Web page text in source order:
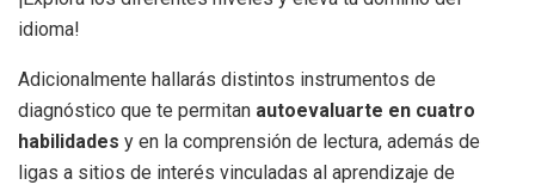
idioma!
Adicionalmente hallarás distintos instrumentos de
diagnóstico que te permitan autoevaluarte en cuatro
habilidades y en la comprensión de lectura, además de
ligas a sitios de interés vinculadas al aprendizaje de